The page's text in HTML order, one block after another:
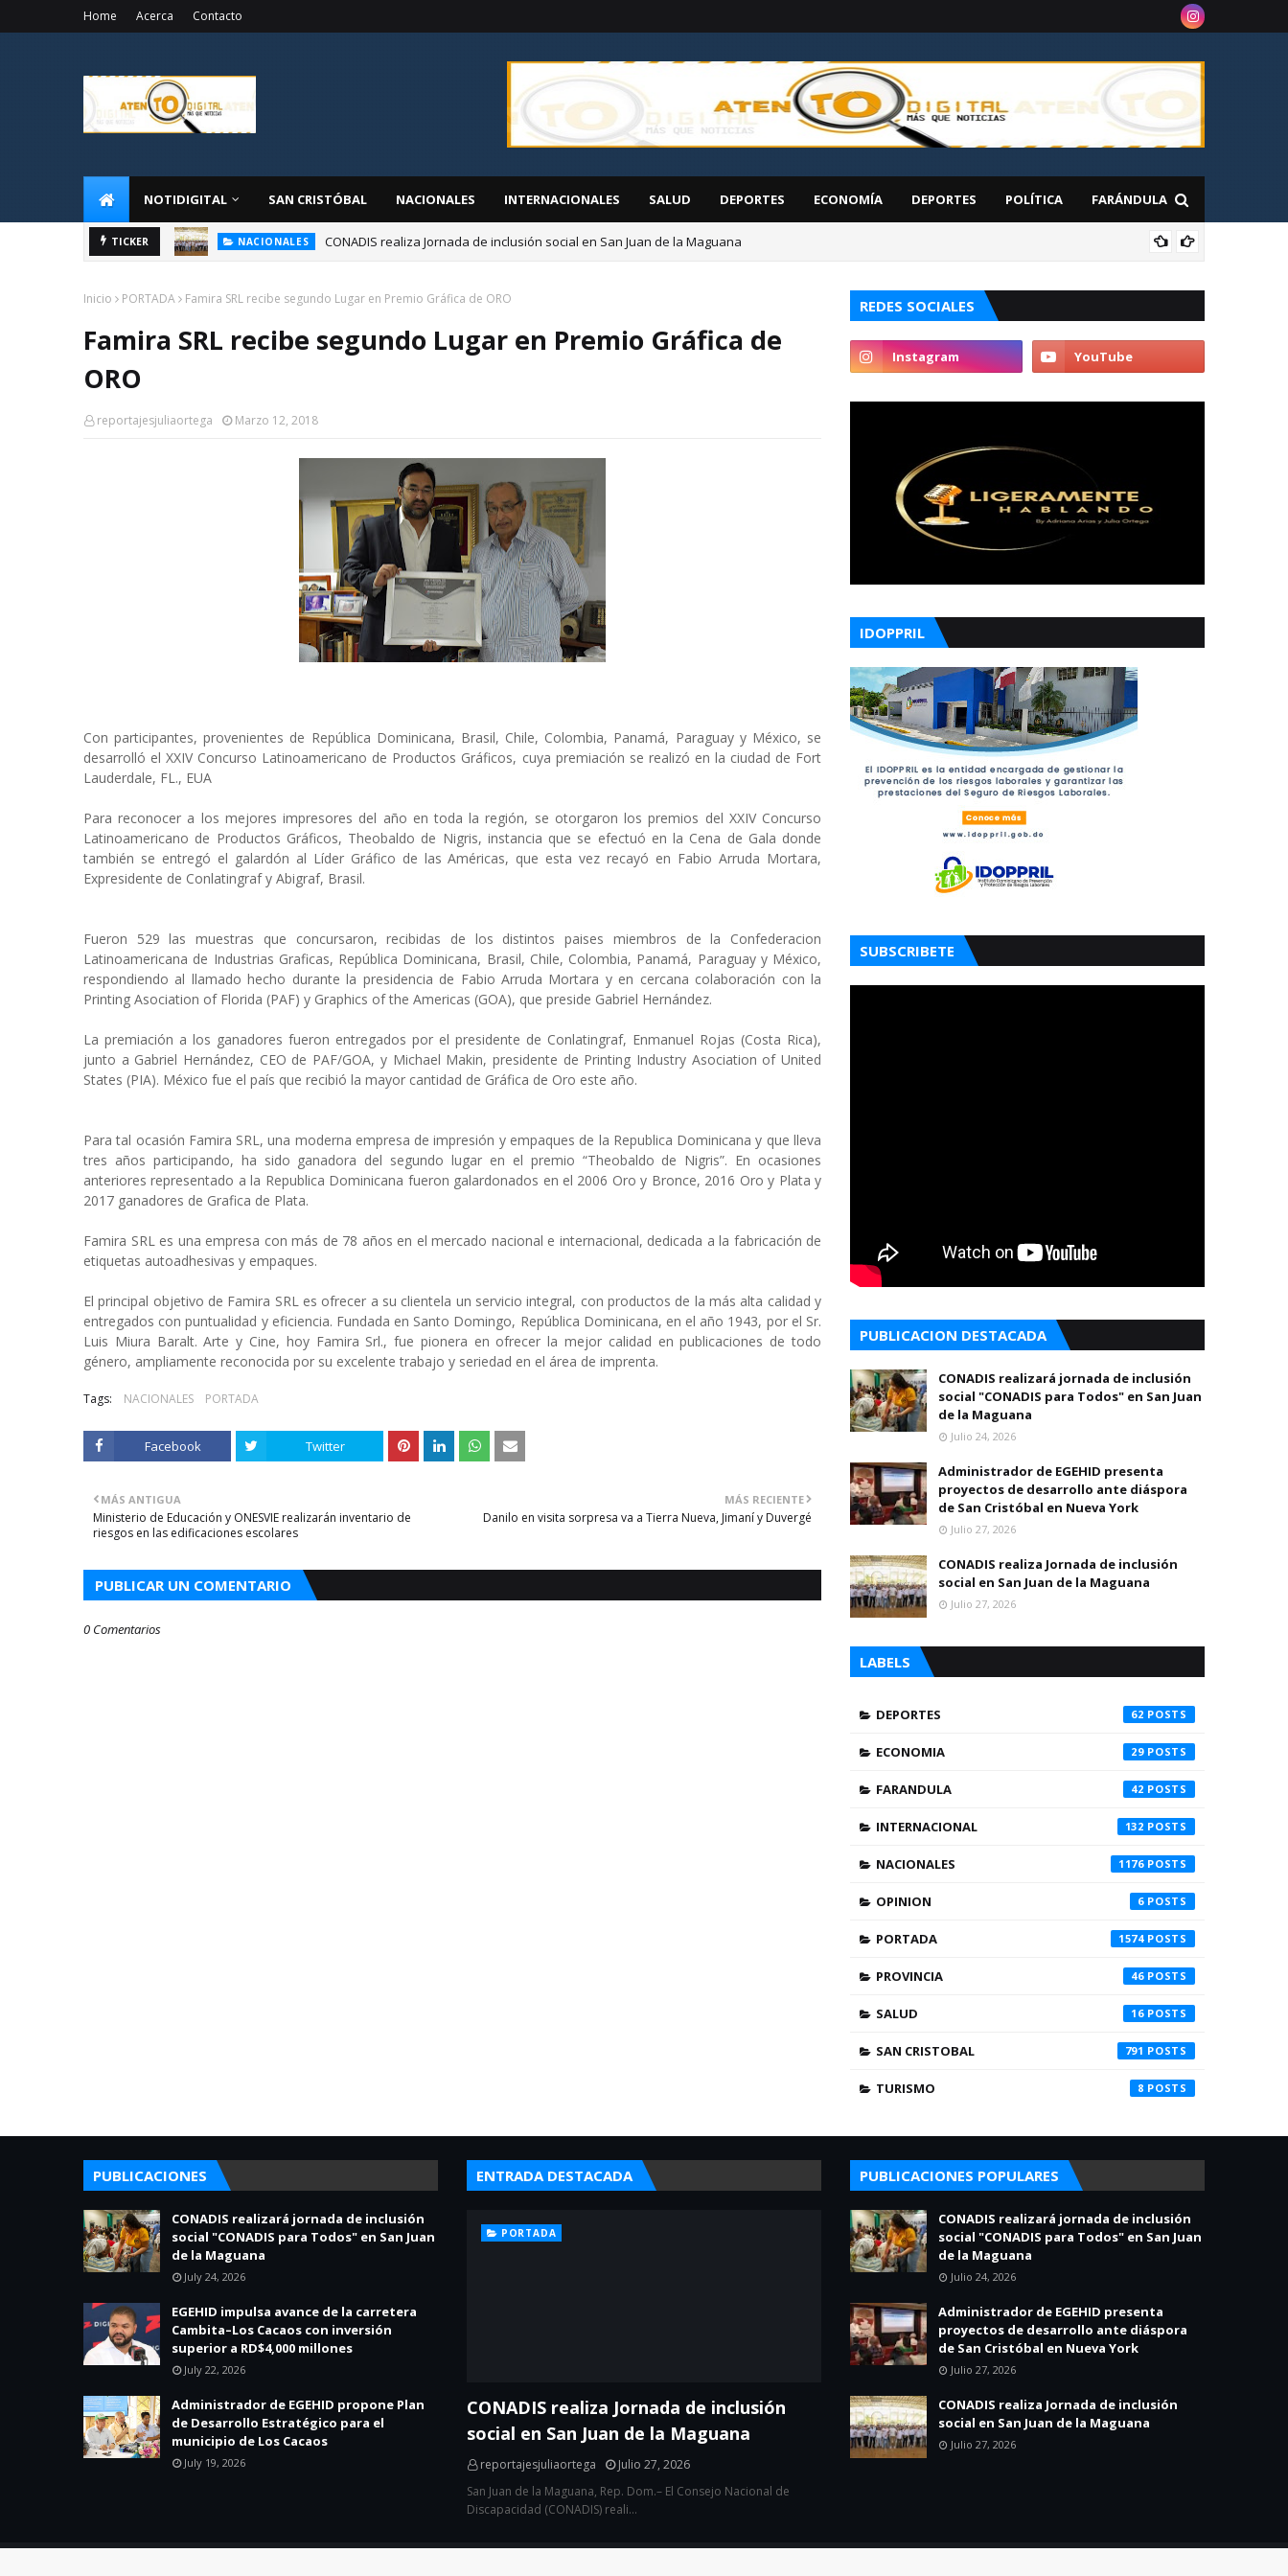
Home Acerca Contacto
NOTIDIGITAL SAN CRISTÓBAL NACIONALES INTERNACIONALES SALUD DEPORTES ECONOMÍA DEPORTES POLÍTICA FARÁNDULA
TICKER
CONADIS realiza Jornada de inclusión social en San Juan de la Maguana
NACIONALES Administrador de EGEHID presenta proyectos de desarrollo ante diáspora de San Cristóbal en Nueva York
Inicio PORTADA Famira SRL recibe segundo Lugar en Premio Gráfica de ORO
Famira SRL recibe segundo Lugar en Premio Gráfica de
ORO
reportajesjuliaortega Marzo 12, 2018
Con participantes, provenientes de República Dominicana, Brasil, Chile, Colombia, Panamá, Paraguay y México, se
desarrolló el XXIV Concurso Latinoamericano de Productos Gráficos, cuya premiación se realizó en la ciudad de Fort
Lauderdale, FL., EUA
Para reconocer a los mejores impresores del año en toda la región, se otorgaron los premios del XXIV Concurso
Latinoamericano de Productos Gráficos, Theobaldo de Nigris, instancia que se efectuó en la Cena de Gala donde
también se entregó el galardón al Líder Gráfico de las Américas, que esta vez recayó en Fabio Arruda Mortara,
Expresidente de Conlatingraf y Abigraf, Brasil.
Fueron 529 las muestras que concursaron, recibidas de los distintos paises miembros de la Confederacion
Latinoamericana de Industrias Graficas, República Dominicana, Brasil, Chile, Colombia, Panamá, Paraguay y México,
respondiendo al llamado hecho durante la presidencia de Fabio Arruda Mortara y en cercana colaboración con la
Printing Asociation of Florida (PAF) y Graphics of the Americas (GOA), que preside Gabriel Hernández.
La premiación a los ganadores fueron entregados por el presidente de Conlatingraf, Enmanuel Rojas (Costa Rica),
junto a Gabriel Hernández, CEO de PAF/GOA, y Michael Makin, presidente de Printing Industry Asociation of United
States (PIA). México fue el país que recibió la mayor cantidad de Gráfica de Oro este año.
Para tal ocasión Famira SRL, una moderna empresa de impresión y empaques de la Republica Dominicana y que lleva
tres años participando, ha sido ganadora del segundo lugar en el premio “Theobaldo de Nigris”. En ocasiones
anteriores representado a la Republica Dominicana fueron galardonados en el 2006 Oro y Bronce, 2016 Oro y Plata y
2017 ganadores de Grafica de Plata.
Famira SRL es una empresa con más de 78 años en el mercado nacional e internacional, dedicada a la fabricación de
etiquetas autoadhesivas y empaques.
El principal objetivo de Famira SRL es ofrecer a su clientela un servicio integral, con productos de la más alta calidad y
entregados con puntualidad y eficiencia. Fundada en Santo Domingo, República Dominicana, en el año 1943, por el Sr.
Luis Miura Baralt. Arte y Cine, hoy Famira Srl., fue pionera en ofrecer la mejor calidad en publicaciones de todo
género, ampliamente reconocida por su excelente trabajo y seriedad en el área de imprenta.
Tags: NACIONALES PORTADA
Facebook Twitter
MÁS RECIENTE
Danilo en visita sorpresa va a Tierra Nueva, Jimaní y Duvergé
MÁS ANTIGUA
Ministerio de Educación y ONESVIE realizarán inventario de
riesgos en las edificaciones escolares
PUBLICAR UN COMENTARIO
0 Comentarios
REDES SOCIALES
IDOPPRIL
SUBSCRIBETE
PUBLICACION DESTACADA
CONADIS realizará jornada de inclusión
social "CONADIS para Todos" en San Juan
de la Maguana
Julio 24, 2026
Administrador de EGEHID presenta
proyectos de desarrollo ante diáspora
de San Cristóbal en Nueva York
Julio 27, 2026
CONADIS realiza Jornada de inclusión
social en San Juan de la Maguana
Julio 27, 2026
LABELS
DEPORTES 62
ECONOMIA 29
FARANDULA 42
INTERNACIONAL 132
NACIONALES 1176
OPINION 6
PORTADA 1574
PROVINCIA 46
SALUD 16
SAN CRISTOBAL 791
TURISMO 8
PUBLICACIONES
CONADIS realizará jornada de inclusión
social "CONADIS para Todos" en San Juan
de la Maguana
July 24, 2026
EGEHID impulsa avance de la carretera
Cambita–Los Cacaos con inversión
superior a RD$4,000 millones
July 22, 2026
Administrador de EGEHID propone Plan
de Desarrollo Estratégico para el
municipio de Los Cacaos
July 19, 2026
ENTRADA DESTACADA
PORTADA
CONADIS realiza Jornada de inclusión
social en San Juan de la Maguana
reportajesjuliaortega
Julio 27, 2026
San Juan de la Maguana, Rep. Dom.– El Consejo Nacional de
Discapacidad (CONADIS) reali…
PUBLICACIONES POPULARES
CONADIS realizará jornada de inclusión
social "CONADIS para Todos" en San Juan
de la Maguana
Julio 24, 2026
Administrador de EGEHID presenta
proyectos de desarrollo ante diáspora
de San Cristóbal en Nueva York
Julio 27, 2026
CONADIS realiza Jornada de inclusión
social en San Juan de la Maguana
Julio 27, 2026